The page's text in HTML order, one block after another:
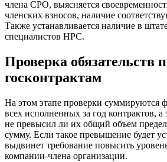
члена СРО, выясняется
членских взносов, наличие
Также устанавливается наличие в
специалистов НРС.
Проверка обязательств
госконтрактам
На этом этапе проверки суммируются
всех исполненных за год контрактов, а
не превысил ли их общий объем
сумму. Если такое превышение будет
выдвинет требование повысить
компании-члена организации.